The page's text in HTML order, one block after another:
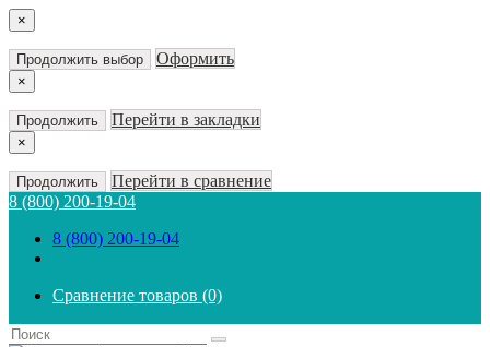
×
Продолжить выбор Оформить
×
Продолжить Перейти в закладки
×
Продолжить
Перейти в сравнение
8 (800) 200-19-04
8 (800) 200-19-04
Сравнение товаров (0)